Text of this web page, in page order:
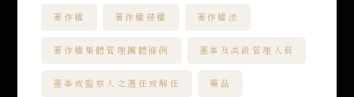
著作權 著作權侵權 著作權法
著作權集體管理團體條例 董事及高級管理人員
董事或監察人之選任或解任 藥品